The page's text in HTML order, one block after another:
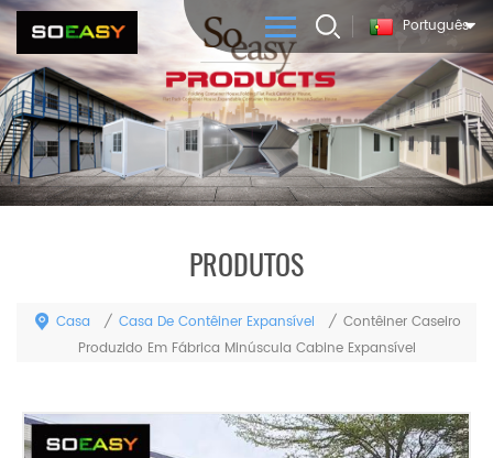
Português
PRODUTOS
Casa / Casa De Contêiner Expansível / Contêiner Caseiro
Produzido Em Fábrica Minúscula Cabine Expansível